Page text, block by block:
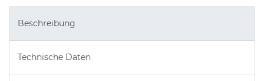
Beschreibung
Technische Daten